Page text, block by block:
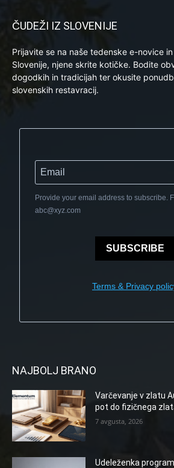
ČUDEŽI IZ SLOVENIJE
Prijavite se na naše tedenske e-novice
Slovenije, njene skrite kotičke. Bodite
dogodkih in tradicijah ter okusite
slovenskih restavracij.
Provide your email address to subscribe.
abc@xyz.com
SUBSCRIBE
Terms & Privacy
NAJBOLJ BRANO
Varčevanje v zlatu
pot do fizičnega
7 avgusta, 2026
Udeleženka